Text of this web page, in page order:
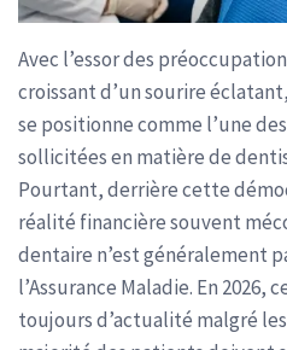
Avec l’essor des
croissant d’un sourire
se positionne comme l’une
sollicitées en matière de
Pourtant, derrière cette
réalité financière souvent
dentaire n’est généralement
l’Assurance Maladie. En
toujours d’actualité malgré